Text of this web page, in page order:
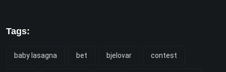
Tags:
baby lasagna bet bjelovar contest